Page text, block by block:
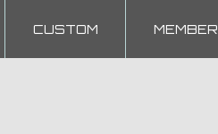
CUSTOM MEMBER